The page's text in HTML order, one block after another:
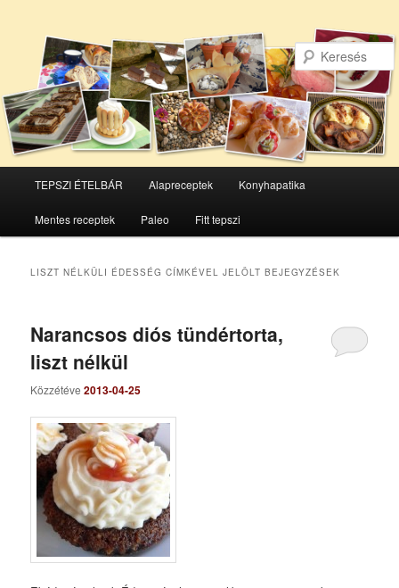
Tovább
az
elsődleges
Tovább
a
másodlagos
TEPSZI ÉTELBÁR Alapreceptek Konyhapatika
Mentes receptek Paleo Fitt tepszi
LISZT NÉLKÜLI ÉDESSÉG CÍMKÉVEL JELÖLT BEJEGYZÉSEK
Narancsos diós tündértorta,
liszt nélkül
Közzétéve2013-04-25